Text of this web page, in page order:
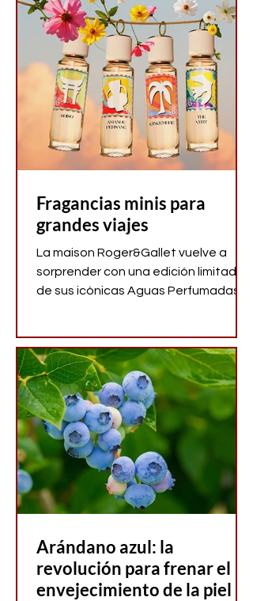
para crear cosméticos de alta
calidad y eficacia.
Fragancias minis para
grandes viajes
La maison Roger&Gallet vuelve a
sorprender con una edición limitada
de sus icónicas Aguas Perfumadas
Arándano azul: la
revolución para frenar el
envejecimiento de la piel